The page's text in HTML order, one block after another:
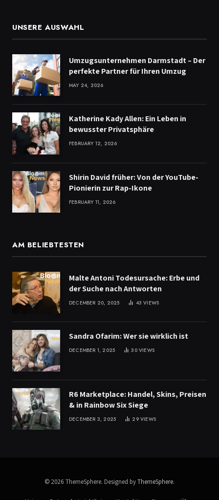
UNSERE AUSWAHL
Umzugsunternehmen Darmstadt – Der
perfekte Partner für Ihren Umzug
MAY 24, 2026
Katherine Kady Allen: Ein Leben in
bewusster Privatsphäre
FEBRUARY 12, 2026
Shirin David früher: Von der YouTube-
Pionierin zur Rap-Ikone
FEBRUARY 11, 2026
AM BELIEBTESTEN
Malte Antoni Todesursache: Erbe und
der Suche nach Antworten
DECEMBER 20, 2025 43VIEWS
Sandra Ofarim: Wer sie wirklich ist
DECEMBER 1, 2025 30VIEWS
R6 Marketplace: Handel, Skins, Preisen
& in Rainbow Six Siege
DECEMBER 3, 2025 29VIEWS
© 2026 ThemeSphere. Designed byThemeSphere.